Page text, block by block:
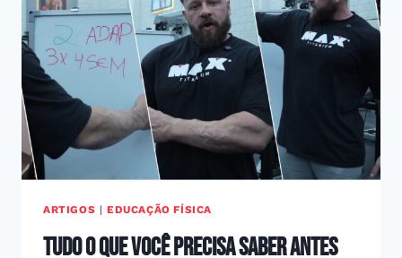
ARTIGOS | EDUCAÇÃO FÍSICA
Tudo o que você precisa saber antes